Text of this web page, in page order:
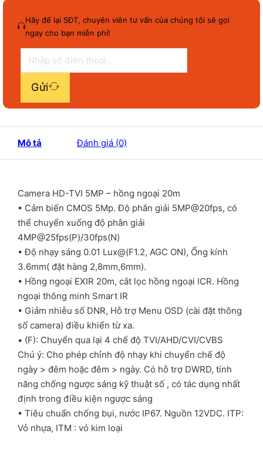
Hãy để lại SĐT, chuyên viên tư vấn của chúng tôi sẽ gọi
ngay cho bạn miễn phí!
Gửi
Mô tả Đánh giá (0)
Camera HD-TVI 5MP – hồng ngoại 20m
• Cảm biến CMOS 5Mp. Độ phân giải 5MP@20fps, có
thể chuyển xuống độ phân giải
4MP@25fps(P)/30fps(N)
• Độ nhạy sáng 0.01 Lux@(F1.2, AGC ON), Ống kính
3.6mm( đặt hàng 2,8mm,6mm).
• Hồng ngoại EXIR 20m, cắt lọc hồng ngoại ICR. Hồng
ngoại thông minh Smart IR
• Giảm nhiễu số DNR, Hỗ trợ Menu OSD (cài đặt thông
số camera) điều khiển từ xa.
• (F): Chuyển qua lại 4 chế độ TVI/AHD/CVI/CVBS
Chú ý: Cho phép chỉnh độ nhạy khi chuyển chế độ
ngày > đêm hoặc đêm > ngày. Có hỗ trợ DWRD, tính
năng chống ngược sáng kỹ thuật số , có tác dụng nhất
định trong điều kiện ngược sáng
• Tiêu chuẩn chống bụi, nước IP67. Nguồn 12VDC. ITP:
Vỏ nhựa, ITM : vỏ kim loại